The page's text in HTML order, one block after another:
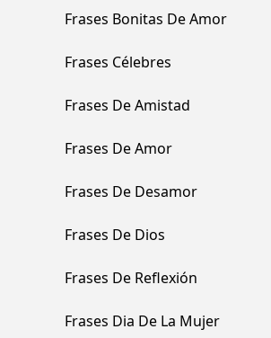
Frases Bonitas De Amor
Frases Célebres
Frases De Amistad
Frases De Amor
Frases De Desamor
Frases De Dios
Frases De Reflexión
Frases Dia De La Mujer